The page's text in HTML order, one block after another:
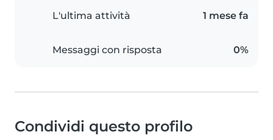
L'ultima attività 1 mese fa
Messaggi con risposta 0%
Condividi questo profilo